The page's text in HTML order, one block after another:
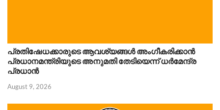
പ്രതിഷേധക്കാരുടെ ആവശ്യങ്ങൾ അംഗീകരിക്കാൻ
പ്രധാനമന്ത്രിയുടെ അനുമതി തേടിയെന്ന് ധർമേന്ദ്ര
പ്രധാൻ
August 9, 2026